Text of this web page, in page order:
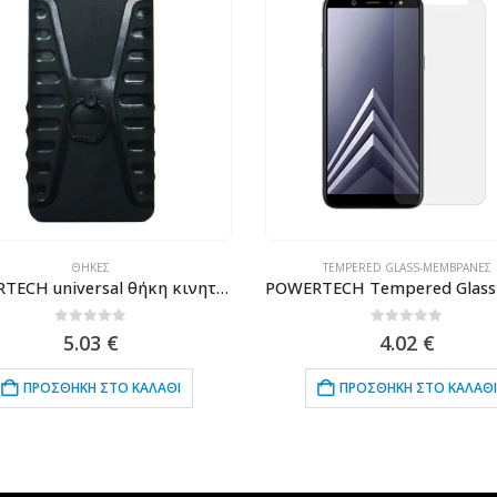
TEMPERED GLASS-ΜΕΜΒΡΆΝΕΣ
POWERTECH Tempered Glass 9H(0.33MM) για Samsung A6 Plus 2018 (SM-A605)
4.02 €
ΠΡΟΣΘΉΚΗ ΣΤΟ ΚΑΛΆΘΙ
TEMPERED GLASS-ΜΕΜΒΡΆΝΕΣ
4.02 €
ΠΡΟΣΘΉΚΗ ΣΤΟ ΚΑΛΆΘΙ